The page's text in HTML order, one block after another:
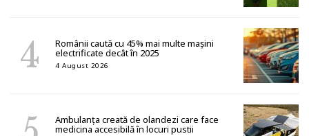
Românii caută cu 45% mai multe mașini
electrificate decât în 2025
4 August 2026
Ambulanța creată de olandezi care face
medicina accesibilă în locuri pustii